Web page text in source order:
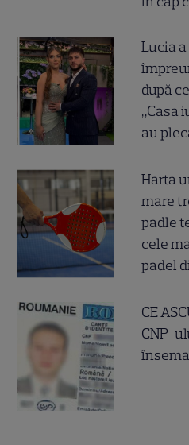
Lucia
după
„Casa
au
Harta
mare
padle
cele
padel
CE
CNP-